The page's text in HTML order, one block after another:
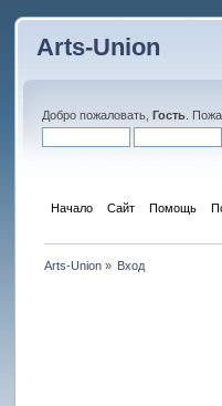
Arts-Union
Добро пожаловать,Гость .
Начало Сайт Помощь
Arts-Union» Вход